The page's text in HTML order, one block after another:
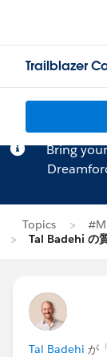
Trailblazer
Bring
Topics
Tal Badehi の
Tal Badehi が